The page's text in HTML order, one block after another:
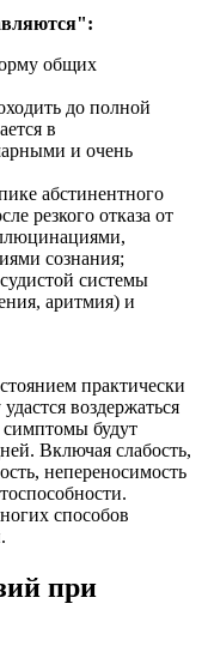
общих
до полной
в
и очень
абстинентного
резкого отказа от
сознания;
системы
аритмия) и
практически
воздержаться
симптомы будут
Включая слабость,
непереносимость
способов
при